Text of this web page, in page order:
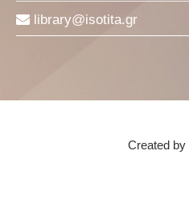
library isotita gr
Created by